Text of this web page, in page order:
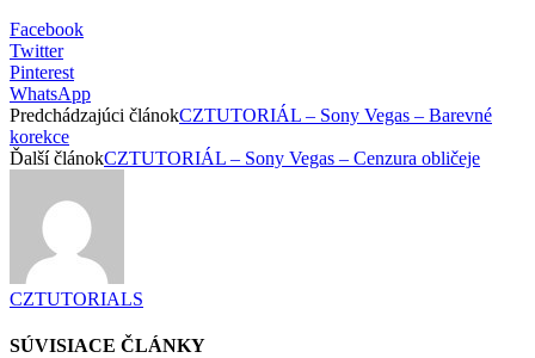
Facebook
Twitter
Pinterest
WhatsApp
Predchádzajúci článokCZTUTORIÁL – Sony Vegas – Barevné
korekce
Ďalší článokCZTUTORIÁL – Sony Vegas – Cenzura obličeje
CZTUTORIALS
SÚVISIACE ČLÁNKY